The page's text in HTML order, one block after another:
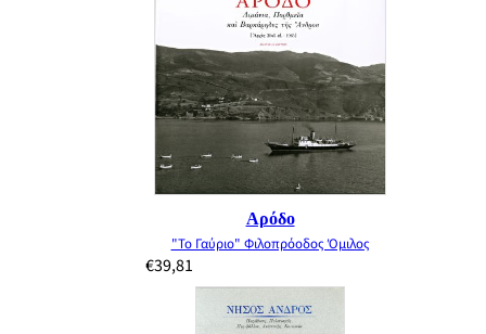
Αρόδο
"Το Γαύριο" Φιλοπρόοδος Όμιλος
€39,81